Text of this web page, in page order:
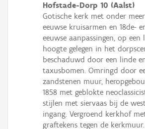
Hofstade-Dorp 10 (Aalst)
Gotische kerk met onder
eeuwse kruisarmen en 18de-
eeuwse aanpassingen, op een
hoogte gelegen in het
beschaduwd door een linde
taxusbomen. Omringd door
zandstenen muur,
1858 met geblokte
stijlen met siervaas bij de
ingang. Vergroend kerkhof
graftekens tegen de kerkmuur.